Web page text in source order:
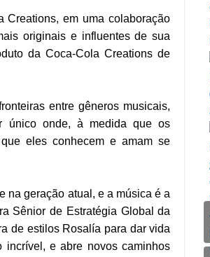
em uma colaboração
originais e influentes de sua
da Coca-Cola Creations de
entre gêneros musicais,
único onde, à medida que os
eles conhecem e amam se
na geração atual, e a música é a
Sênior de Estratégia Global da
de estilos Rosalía para dar vida
incrível, e abre novos caminhos